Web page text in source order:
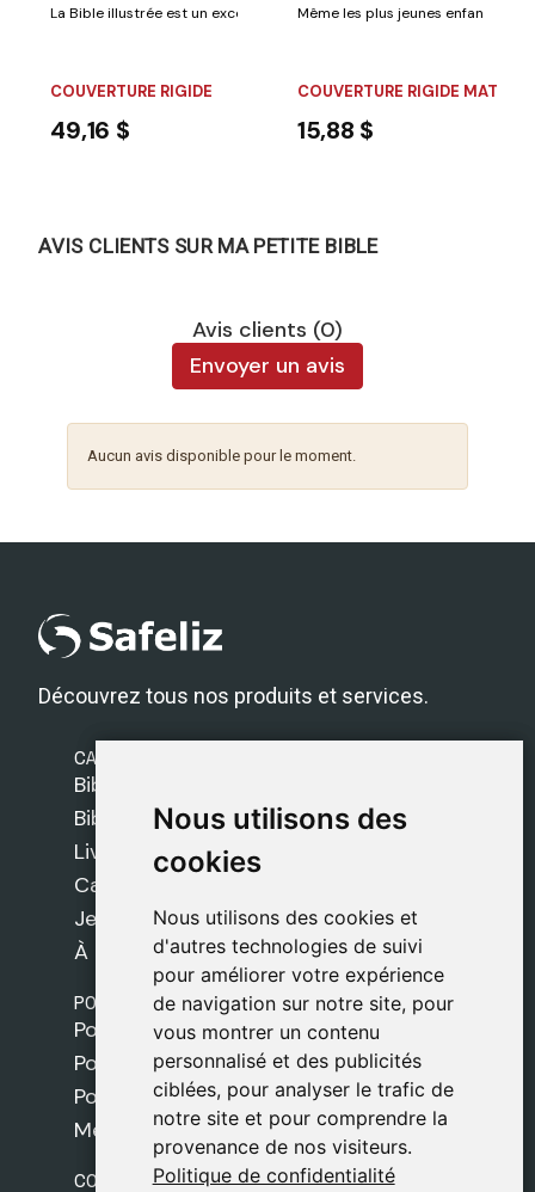
Nous utilisons des
cookies
Nous utilisons des cookies et
d'autres technologies de suivi
pour améliorer votre expérience
de navigation sur notre site, pour
vous montrer un contenu
personnalisé et des publicités
ciblées, pour analyser le trafic de
notre site et pour comprendre la
provenance de nos visiteurs.
Politique de confidentialité
Nous utilisons des
cookies
Nous utilisons des cookies et
d'autres technologies de suivi
pour améliorer votre expérience
de navigation sur notre site, pour
vous montrer un contenu
personnalisé et des publicités
ciblées, pour analyser le trafic de
notre site et pour comprendre la
provenance de nos visiteurs.
Politique de confidentialité
La Bible illustrée est un excellent moyen de rapprocher les enfants et
COUVERTURE RIGIDE
49,16 $
Même les plus jeunes enfants
COUVERTURE RIGIDE
15,88 $
AVIS CLIENTS SUR MA PETITE BIBLE
Avis clients (0)
Envoyer un avis
Aucun avis disponible pour le moment.
Découvrez tous nos produits et services.
CATÉGORIES
Bibles Safeliz
Bibles
Livres
Cadeaux
Jeux
À propos de nous
POLITIQUES
Politique de livraison
Politique de cookies
Politique de confidentialité
Mentions légales
CONTACT